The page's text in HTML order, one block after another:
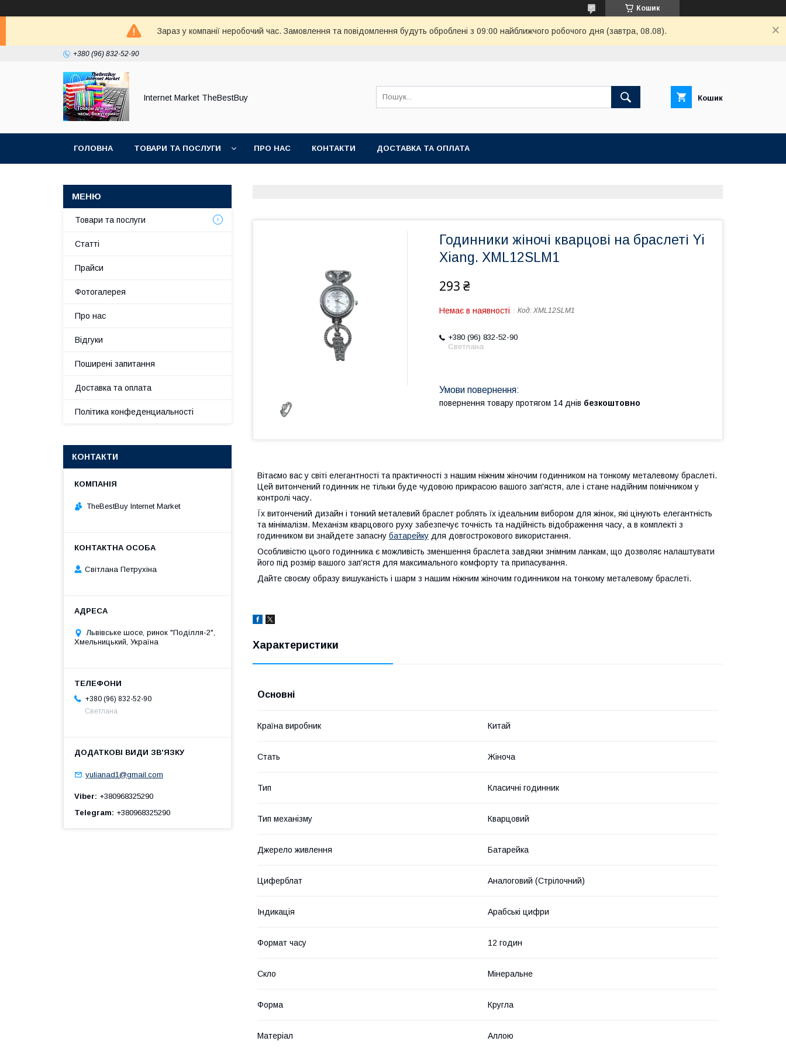
Кошик
Зараз у компанії неробочий час. Замовлення та повідомлення будуть оброблені з 09:00 найближчого робочого дня (завтра, 08.08).
+380 (96) 832-52-90
Internet Market TheBestBuy Кошик
ГОЛОВНА ТОВАРИ ТА ПОСЛУГИ ПРО НАС КОНТАКТИ ДОСТАВКА ТА ОПЛАТА
Годинники жіночі кварцові на браслеті Yi
Xiang. XML12SLM1
293 ₴
Немає в наявності Код: XML12SLM1
+380 (96) 832-52-90
Светлана
повернення товару протягом 14 днів безкоштовно
Вітаємо вас у світі елегантності та практичності з нашим ніжним жіночим годинником на тонкому металевому браслеті.
Цей витончений годинник не тільки буде чудовою прикрасою вашого зап'ястя, але і стане надійним помічником у
контролі часу.
Їх витончений дизайн і тонкий металевий браслет роблять їх ідеальним вибором для жінок, які цінують елегантність
та мінімалізм. Механізм кварцового руху забезпечує точність та надійність відображення часу, а в комплекті з
годинником ви знайдете запасну батарейку для довгострокового використання.
Особливістю цього годинника є можливість зменшення браслета завдяки знімним ланкам, що дозволяє налаштувати
його під розмір вашого зап'ястя для максимального комфорту та припасування.
Дайте своєму образу вишуканість і шарм з нашим ніжним жіночим годинником на тонкому металевому браслеті.
Характеристики
Основні
Країна виробник Китай
Стать Жіноча
Тип Класичні годинник
Тип механізму Кварцовий
Джерело живлення Батарейка
Циферблат Аналоговий (Стрілочний)
Індикація Арабські цифри
Формат часу 12 годин
Скло Мінеральне
Форма Кругла
Матеріал Аллою
Товари та послуги
Статті
Прайси
Фотогалерея
Про нас
Відгуки
Поширені запитання
Доставка та оплата
Політика конфеденциальності
КОНТАКТИ
TheBestBuy Internet Market
Світлана Петрухіна
Львівське шосе, ринок "Поділля-2",
Хмельницький, Україна
+380 (96) 832-52-90
Светлана
yulianad1@gmail.com
Viber
+380968325290
Telegram
+380968325290